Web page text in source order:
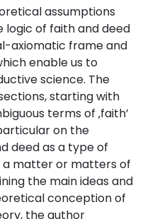
assumptions
of faith and deed
axiomatic frame and
enable us to
science. The
starting with
terms of ‚faith’
on the
deed as a type of
a matter or matters of
the main ideas and
conception of
the author